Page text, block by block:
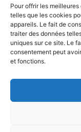
Pour offrir les
telles que les cookies
appareils. Le fait de
traiter des données
uniques sur ce site. Le
consentement peut
et fonctions.
Contact